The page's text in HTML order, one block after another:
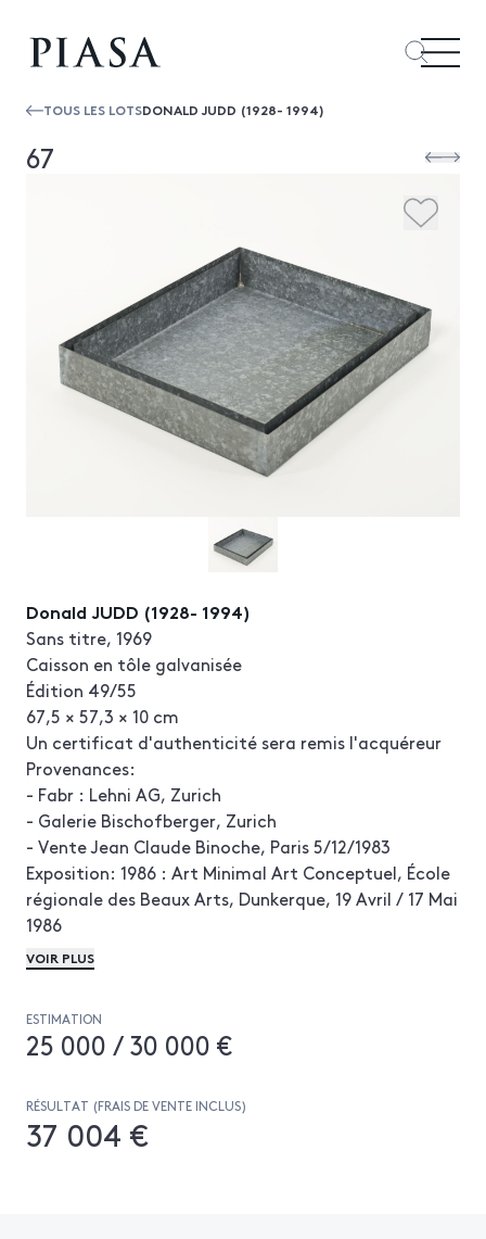
TOUS LES LOTSDONALD JUDD (1928- 1994)
67
Donald JUDD (1928- 1994)
Sans titre, 1969
Caisson en tôle galvanisée
Édition 49/55
67,5 × 57,3 × 10 cm
Un certificat d'authenticité sera remis l'acquéreur
Provenances:
- Fabr : Lehni AG, Zurich
- Galerie Bischofberger, Zurich
- Vente Jean Claude Binoche, Paris 5/12/1983
Exposition: 1986 : Art Minimal Art Conceptuel, École
régionale des Beaux Arts, Dunkerque, 19 Avril / 17 Mai
1986
Littérature et références:
- 1986 : Art Minimal Art Conceptuel, École régionale
- 1996: Catalogue Raisonné, Prints and Works 1954-
1994, Édition Schellmann, Munich et New York, p.140
VOIR PLUS
ESTIMATION
25 000 / 30 000 €
RÉSULTAT (FRAIS DE VENTE INCLUS)
37 004 €